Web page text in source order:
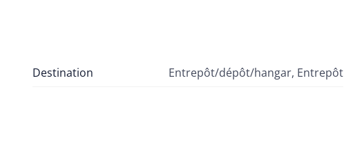
Destination Entrepôt/dépôt/hangar, Entrepôt